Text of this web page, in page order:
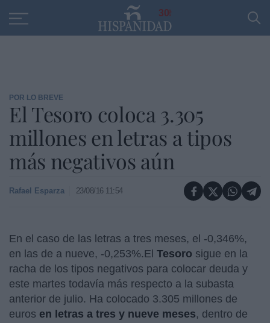
30
POR LO BREVE
El Tesoro coloca 3.305
millones en letras a tipos
más negativos aún
Rafael Esparza 23/08/16 11:54
En el caso de las letras a tres meses, el -0,346%,
en las de a nueve, -0,253%.El Tesoro sigue en la
racha de los tipos negativos para colocar deuda y
este martes todavía más respecto a la subasta
anterior de julio. Ha colocado 3.305 millones de
euros en letras a tres y nueve meses, dentro de